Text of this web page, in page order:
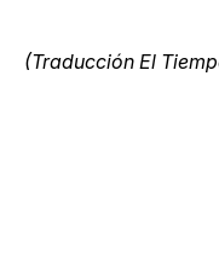
(Traducción El